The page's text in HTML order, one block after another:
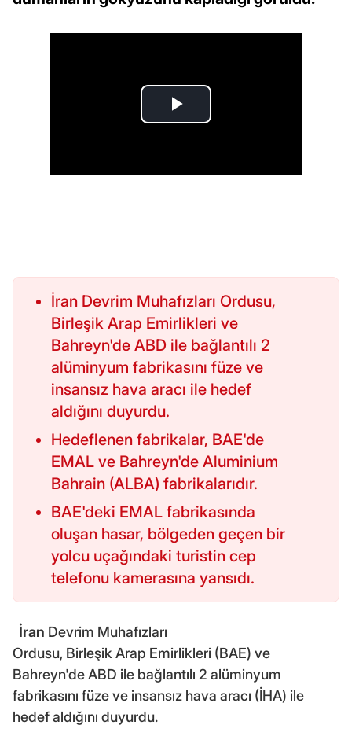
İran Devrim Muhafızları Ordusu,
Birleşik Arap Emirlikleri ve
Bahreyn'de ABD ile bağlantılı 2
alüminyum fabrikasını füze ve
insansız hava aracı ile hedef
aldığını duyurdu.
Hedeflenen fabrikalar, BAE'de
EMAL ve Bahreyn'de Aluminium
Bahrain (ALBA) fabrikalarıdır.
BAE'deki EMAL fabrikasında
oluşan hasar, bölgeden geçen bir
yolcu uçağındaki turistin cep
telefonu kamerasına yansıdı.
İran Devrim Muhafızları
Ordusu, Birleşik Arap Emirlikleri (BAE) ve
Bahreyn'de ABD ile bağlantılı 2 alüminyum
fabrikasını füze ve insansız hava aracı (İHA) ile
hedef aldığını duyurdu.